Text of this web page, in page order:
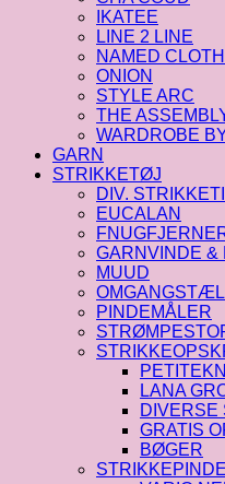
IKATEE
LINE 2 LINE
NAMED
ONION
STYLE ARC
THE
WARDROBE
GARN
STRIKKETØJ
DIV.
EUCALAN
GARNVINDE &
MUUD
PINDEMÅLER
LANA
DIVERSE
GRATIS
BØGER
STRIKKEPINDE